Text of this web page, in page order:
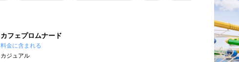
カフェプロムナード
料金に含まれる
カジュアル